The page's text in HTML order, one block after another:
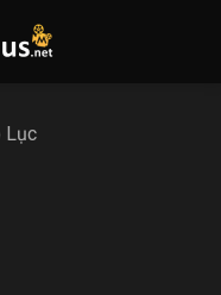
Lục